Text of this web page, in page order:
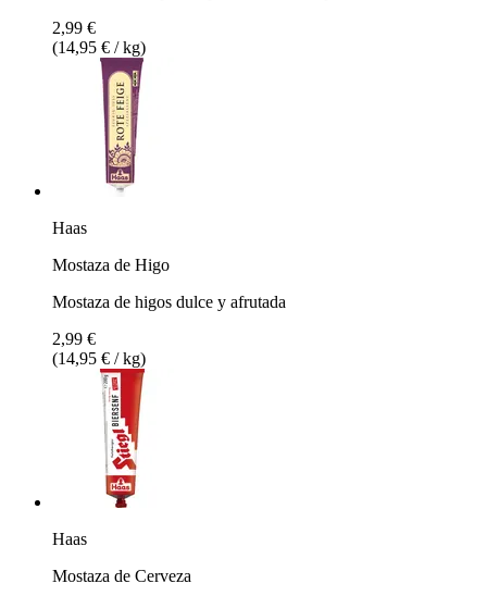
2,99 €
(14,95 € / kg)
Haas
Mostaza de Higo
Mostaza de higos dulce y afrutada
2,99 €
(14,95 € / kg)
Haas
Mostaza de Cerveza